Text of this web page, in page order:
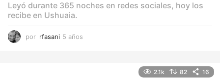
Leyó durante 365 noches en redes sociales, hoy los
recibe en Ushuaia.
por rfasani 5 años
2.1k 82 16